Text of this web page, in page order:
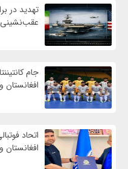
تهدید در
عقب‌نشینی
جام
افغانستان
اتحاد
افغانستان